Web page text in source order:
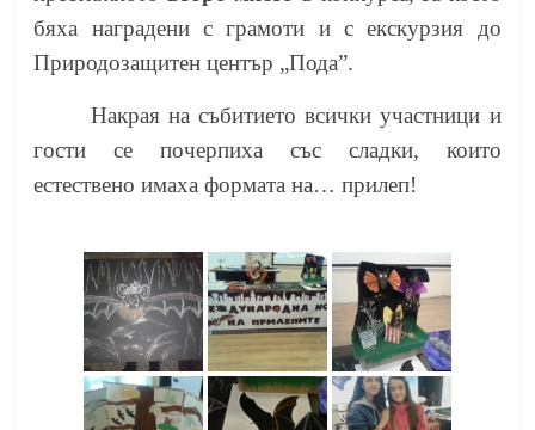
бяха наградени с грамоти и с екскурзия до
Природозащитен център „Пода”.
Накрая на събитието всички участници и
гости се почерпиха със сладки, които
естествено имаха формата на… прилеп!